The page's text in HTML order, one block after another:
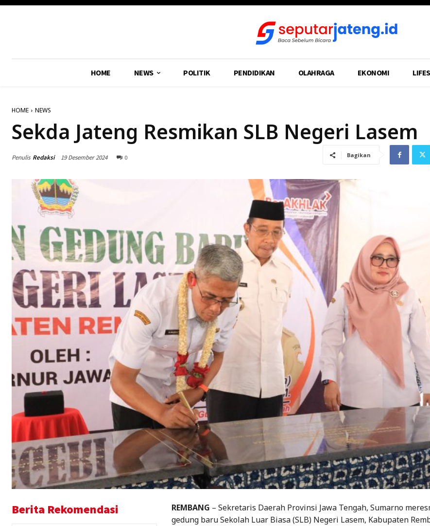
HOME NEWS POLITIK PENDIDIKAN OLAHRAGA EKONOMI
HOME NEWS
Sekda Jateng Resmikan SLB Negeri Lasem
Penulis Redaksi 19 Desember 2024 0 Bagikan
Berita Rekomendasi REMBANG – Sekretaris Daerah Provinsi Jawa Tengah, Sumarno
gedung baru Sekolah Luar Biasa (SLB) Negeri Lasem, Kabupaten